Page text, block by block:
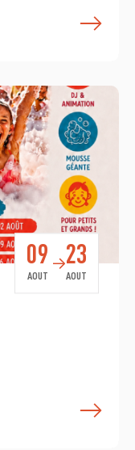
09
AOUT
23
AOUT